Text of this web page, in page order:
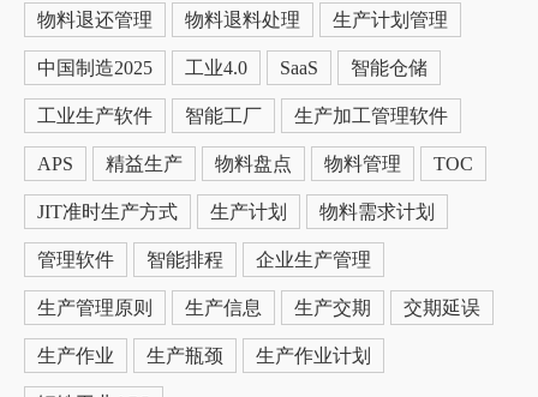
物料退还管理 物料退料处理 生产计划管理
中国制造2025 工业4.0 SaaS 智能仓储
工业生产软件 智能工厂 生产加工管理软件
APS 精益生产 物料盘点 物料管理 TOC
JIT准时生产方式 生产计划 物料需求计划
管理软件 智能排程 企业生产管理
生产管理原则 生产信息 生产交期 交期延误
生产作业 生产瓶颈 生产作业计划